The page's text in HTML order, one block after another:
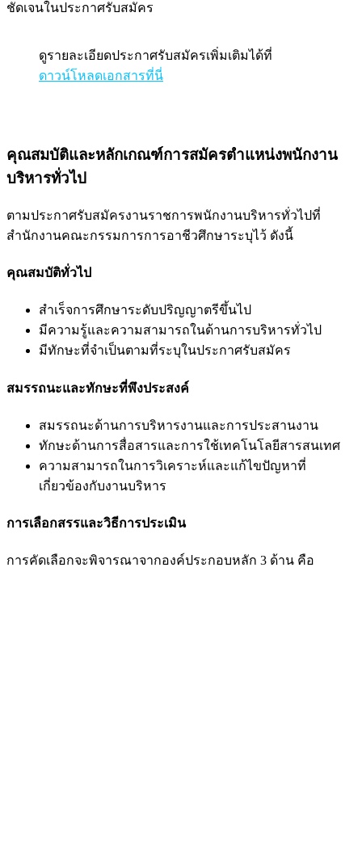
ชัดเจนในประกาศรับสมัคร
ดูรายละเอียดประกาศรับสมัครเพิ่มเติมได้ที่
ดาวน์โหลดเอกสารที่นี่
คุณสมบัติและหลักเกณฑ์การสมัครตำแหน่งพนักงาน
บริหารทั่วไป
ตามประกาศรับสมัครงานราชการพนักงานบริหารทั่วไปที่
สำนักงานคณะกรรมการการอาชีวศึกษาระบุไว้ ดังนี้
คุณสมบัติทั่วไป
สำเร็จการศึกษาระดับปริญญาตรีขึ้นไป
มีความรู้และความสามารถในด้านการบริหารทั่วไป
มีทักษะที่จำเป็นตามที่ระบุในประกาศรับสมัคร
สมรรถนะและทักษะที่พึงประสงค์
สมรรถนะด้านการบริหารงานและการประสานงาน
ทักษะด้านการสื่อสารและการใช้เทคโนโลยีสารสนเทศ
ความสามารถในการวิเคราะห์และแก้ไขปัญหาที่
เกี่ยวข้องกับงานบริหาร
การเลือกสรรและวิธีการประเมิน
การคัดเลือกจะพิจารณาจากองค์ประกอบหลัก 3 ด้าน คือ